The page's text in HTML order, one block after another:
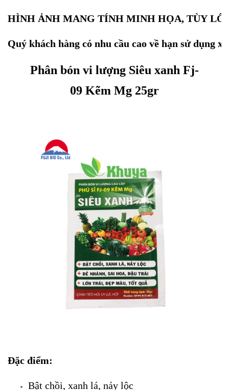
HÌNH ẢNH MANG TÍNH MINH HỌA, TÙY
Quý khách hàng có nhu cầu cao về hạn sử dụng
Phân bón vi lượng Siêu xanh Fj-
09 Kẽm Mg 25gr
Đặc điểm:
Bật chồi, xanh lá, nảy lộc